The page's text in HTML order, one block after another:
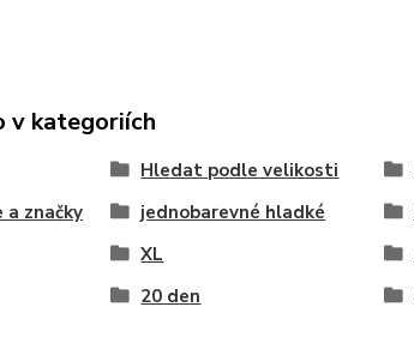
v kategoriích
Hledat podle velikosti
značky
jednobarevné hladké
XL
20 den